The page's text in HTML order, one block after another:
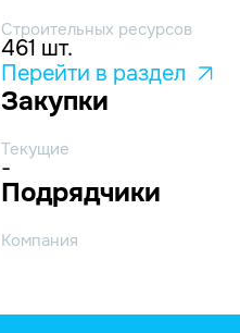
Строительных ресурсов
461 шт.
Перейти в раздел
Закупки
Текущие
-
Подрядчики
Компания